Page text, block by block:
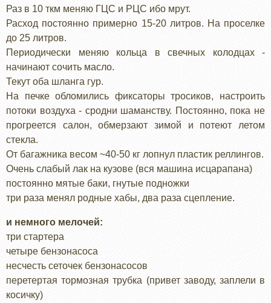
Раз в 10 ткм меняю ГЦС и РЦС ибо мрут.
Расход постоянно примерно 15-20 литров. На проселке
до 25 литров.
Периодически меняю кольца в свечных колодцах -
начинают сочить масло.
Текут оба шланга гур.
На печке обломились фиксаторы тросиков, настроить
потоки воздуха - сродни шаманству. Постоянно, пока не
прогреется салон, обмерзают зимой и потеют летом
стекла.
От багажника весом ~40-50 кг лопнул пластик реллингов.
Очень слабый лак на кузове (вся машина исцарапана)
постоянно мятые баки, гнутые подножки
три раза менял родные хабы, два раза сцепление.
и немного мелочей:
три стартера
четыре бензонасоса
несчесть сеточек бензонасосов
перетертая тормозная трубка (привет заводу, заплели в
косичку)